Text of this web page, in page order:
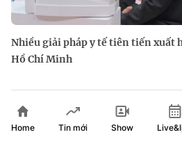
Nhiều giải pháp y tế tiên tiến xuất
Hồ Chí Minh
Home Tin mới Show